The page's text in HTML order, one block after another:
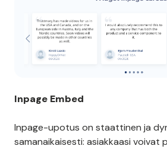
Inpage Embed
Inpage-upotus on staattinen ja
samanaikaisesti: asiakkaasi voivat